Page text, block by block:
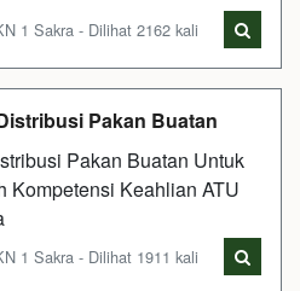
1 Sakra - Dilihat 2162 kali
Pakan Buatan
Pakan Buatan Untuk
Kompetensi Keahlian ATU
1 Sakra - Dilihat 1911 kali